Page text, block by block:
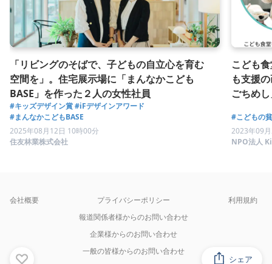
シェア
「リビングのそばで、子どもの自立心を育む
空間を」。住宅展示場に「まんなかこども
BASE」を作った２人の女性社員
#キッズデザイン賞#iFデザインアワード
#まんなかこどもBASE
2025年08月12日 10時00分
住友林業株式会社
こども
も支援
ごちめ
#こどもの
2023年09
NPO法人
会社概要 プライバシーポリシー
利用規約
報道関係者様からのお問い合わせ
企業様からのお問い合わせ
一般の皆様からのお問い合わせ